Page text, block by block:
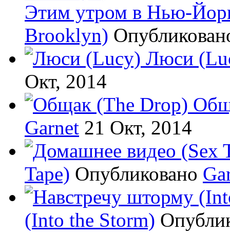
Этим утром в Нью-
Brooklyn)
Люси
Окт, 2014
Garnet 21 Окт, 2014
Tape) Опубликовано
(Into the Storm)